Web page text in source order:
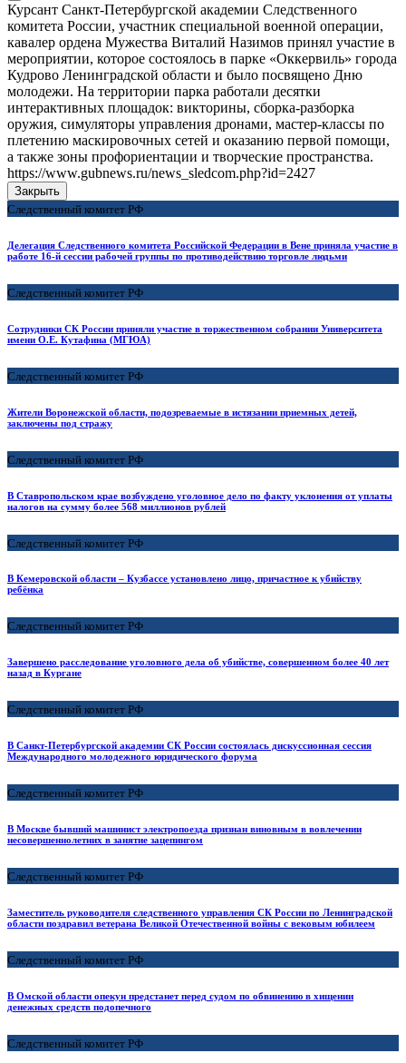
Курсант Санкт-Петербургской академии Следственного
комитета России, участник специальной военной операции,
кавалер ордена Мужества Виталий Назимов принял участие в
мероприятии, которое состоялось в парке «Оккервиль» города
Кудрово Ленинградской области и было посвящено Дню
молодежи. На территории парка работали десятки
интерактивных площадок: викторины, сборка-разборка
оружия, симуляторы управления дронами, мастер-классы по
плетению маскировочных сетей и оказанию первой помощи,
а также зоны профориентации и творческие пространства.
https://www.gubnews.ru/news_sledcom.php?id=2427
Закрыть
Следственный комитет РФ
Делегация Следственного комитета Российской Федерации в Вене приняла участие в
работе 16-й сессии рабочей группы по противодействию торговле людьми
Следственный комитет РФ
Сотрудники СК России приняли участие в торжественном собрании Университета
имени О.Е. Кутафина (МГЮА)
Следственный комитет РФ
Жители Воронежской области, подозреваемые в истязании приемных детей,
заключены под стражу
Следственный комитет РФ
В Ставропольском крае возбуждено уголовное дело по факту уклонения от уплаты
налогов на сумму более 568 миллионов рублей
Следственный комитет РФ
В Кемеровской области – Кузбассе установлено лицо, причастное к убийству
ребёнка
Следственный комитет РФ
Завершено расследование уголовного дела об убийстве, совершенном более 40 лет
назад в Кургане
Следственный комитет РФ
В Санкт-Петербургской академии СК России состоялась дискуссионная сессия
Международного молодежного юридического форума
Следственный комитет РФ
В Москве бывший машинист электропоезда признан виновным в вовлечении
несовершеннолетних в занятие зацепингом
Следственный комитет РФ
Заместитель руководителя следственного управления СК России по Ленинградской
области поздравил ветерана Великой Отечественной войны с вековым юбилеем
Следственный комитет РФ
В Омской области опекун предстанет перед судом по обвинению в хищении
денежных средств подопечного
Следственный комитет РФ